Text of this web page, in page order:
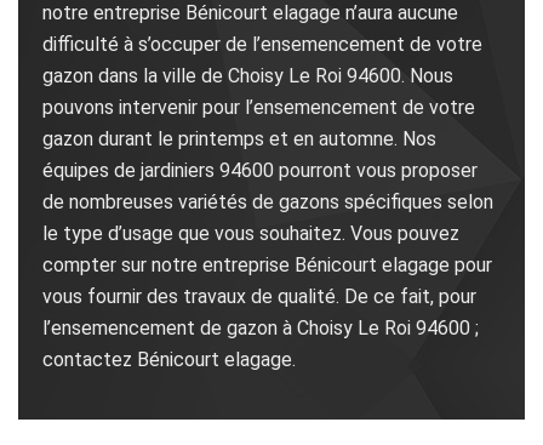
notre entreprise Bénicourt elagage n’aura aucune
difficulté à s’occuper de l’ensemencement de votre
gazon dans la ville de Choisy Le Roi 94600. Nous
pouvons intervenir pour l’ensemencement de votre
gazon durant le printemps et en automne. Nos
équipes de jardiniers 94600 pourront vous proposer
de nombreuses variétés de gazons spécifiques selon
le type d’usage que vous souhaitez. Vous pouvez
compter sur notre entreprise Bénicourt elagage pour
vous fournir des travaux de qualité. De ce fait, pour
l’ensemencement de gazon à Choisy Le Roi 94600 ;
contactez Bénicourt elagage.